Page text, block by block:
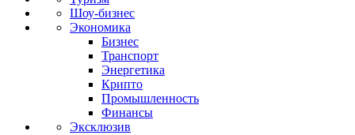
Шоу-бизнес
Экономика
Бизнес
Транспорт
Энергетика
Крипто
Промышленность
Финансы
Эксклюзив